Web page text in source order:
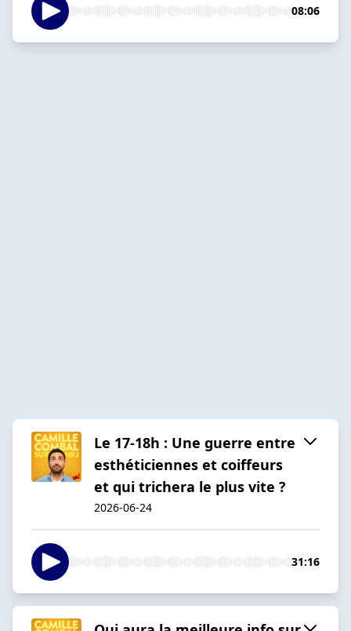
08:06
Le 17-18h : Une guerre entre
esthéticiennes et coiffeurs
et qui trichera le plus vite ?
2026-06-24
31:16